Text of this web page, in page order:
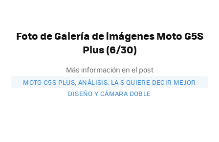
Foto de Galería de imágenes Moto G5S
Plus (6/30)
Más información en el post
MOTO G5S PLUS, ANÁLISIS: LA S QUIERE DECIR MEJOR
DISEÑO Y CÁMARA DOBLE